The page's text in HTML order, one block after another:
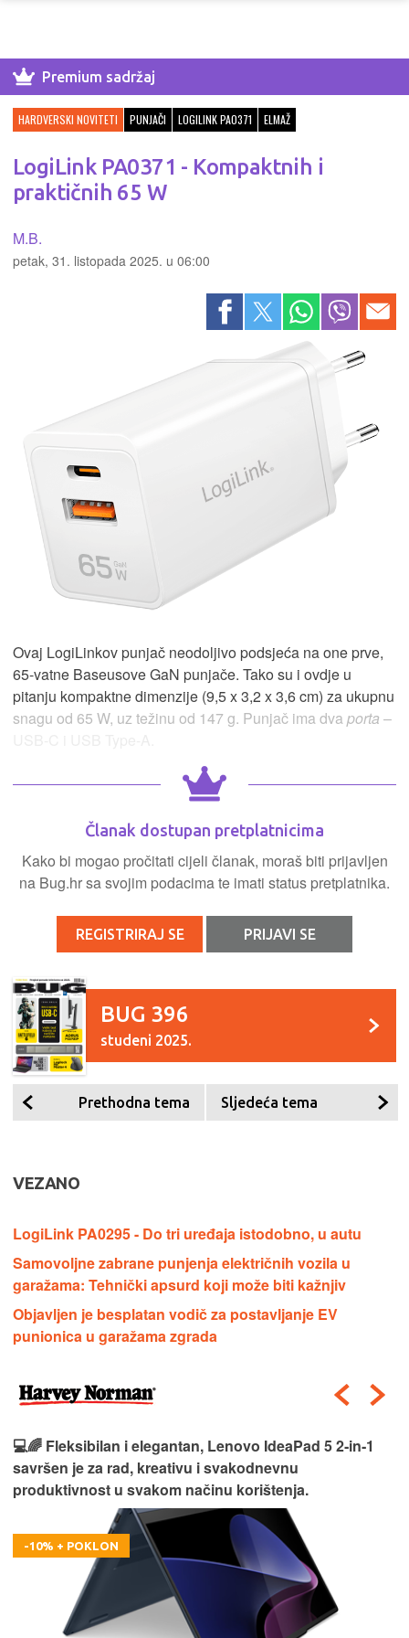
Premium sadržaj
HARDVERSKI NOVITETI PUNJAČI LOGILINK PA0371 ELMAŽ
LogiLink PA0371 - Kompaktnih i
praktičnih 65 W
M.B.
petak, 31. listopada 2025. u 06:00
Ovaj LogiLinkov punjač neodoljivo podsjeća na one prve,
65-vatne Baseusove GaN punjače. Tako su i ovdje u
pitanju kompaktne dimenzije (9,5 x 3,2 x 3,6 cm) za ukupnu
snagu od 65 W, uz težinu od 147 g. Punjač ima dvaporta –
Članak dostupan pretplatnicima
Kako bi mogao pročitati cijeli članak, moraš biti prijavljen
na Bug.hr sa svojim podacima te imati status pretplatnika.
REGISTRIRAJ SE PRIJAVI SE
BUG 396
studeni 2025.
Prethodna tema Sljedeća tema
VEZANO
LogiLink PA0295 - Do tri uređaja istodobno, u autu
Samovoljne zabrane punjenja električnih vozila u
garažama: Tehnički apsurd koji može biti kažnjiv
Objavljen je besplatan vodič za postavljanje EV
punionica u garažama zgrada
💻🌈 Fleksibilan i elegantan, Lenovo IdeaPad 5 2‑in‑1
savršen je za rad, kreativu i svakodnevnu
produktivnost u svakom načinu korištenja.
-10% + POKLON